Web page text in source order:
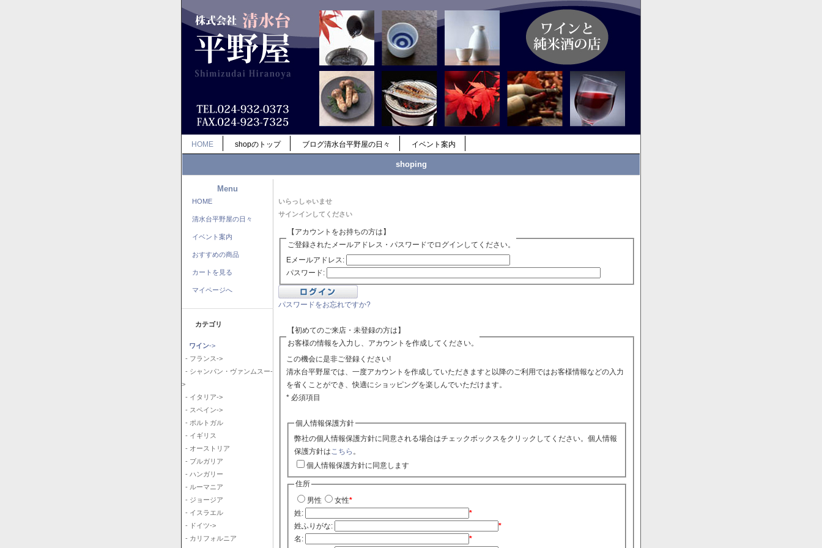
HOME shopのトップ ブログ清水台平野屋の日々 イベント案内
shoping
Menu
HOME
清水台平野屋の日々
イベント案内
おすすめの商品
カートを見る
マイページへ
カテゴリ
ワイン->
- フランス->
- シャンパン・ヴァンムスー-
>
- イタリア->
- スペイン->
- ポルトガル
- イギリス
- オーストリア
- ブルガリア
- ハンガリー
- ルーマニア
- ジョージア
- イスラエル
- ドイツ->
- カリフォルニア
いらっしゃいませ
サインインしてください
【アカウントをお持ちの方は】
ご登録されたメールアドレス・パスワードでログインしてください。
Eメールアドレス:
パスワード:
パスワードをお忘れですか?
【初めてのご来店・未登録の方は】
お客様の情報を入力し、アカウントを作成してください。
この機会に是非ご登録ください!
清水台平野屋では、一度アカウントを作成していただきますと以降のご利用ではお客様情報などの入力
を省くことができ、快適にショッピングを楽しんでいただけます。
* 必須項目
個人情報保護方針
弊社の個人情報保護方針に同意される場合はチェックボックスをクリックしてください。個人情報
保護方針は こちら 。
個人情報保護方針に同意します
住所
男性
女性*
姓:
*
姓ふりがな:
*
名:
*